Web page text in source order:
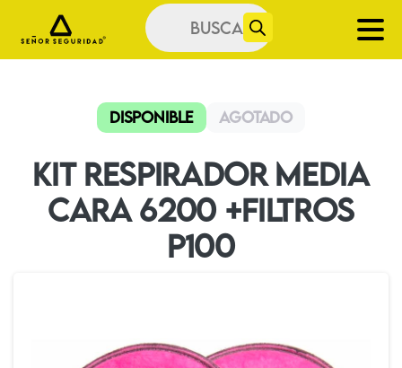
Búsqueda
de
productos
Disponible Agotado
Kit Respirador Media
Cara 6200 +Filtros
P100